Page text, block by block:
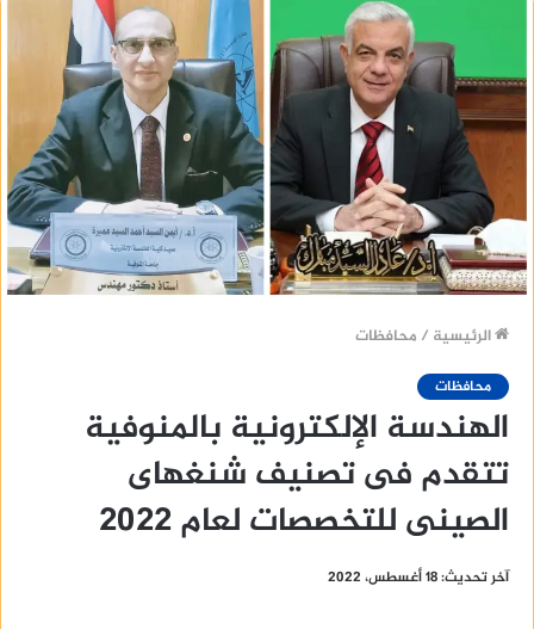
الرئيسية / محافظات
محافظات
الهندسة الإلكترونية بالمنوفية
تتقدم فى تصنيف شنغهاى
الصينى للتخصصات لعام 2022
آخر تحديث: 18 أغسطس، 2022